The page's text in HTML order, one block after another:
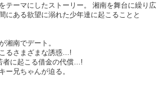
テーマにしたストーリー。 湘南を舞台に繰り広
にある欲望に溺れた少年達に起こることと
湘南でデート。
るさまざまな誘惑…!
者に起こる借金の代償…!
ー兄ちゃんが迫る。